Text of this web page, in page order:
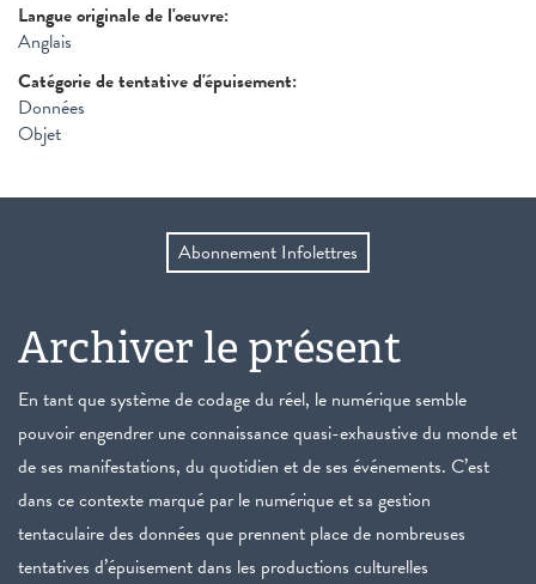
Langue originale de l'oeuvre:
Anglais
Catégorie de tentative d'épuisement:
Données
Objet
Abonnement Infolettres
Archiver le présent
En tant que système de codage du réel, le numérique semble
pouvoir engendrer une connaissance quasi-exhaustive du monde et
de ses manifestations, du quotidien et de ses événements. C’est
dans ce contexte marqué par le numérique et sa gestion
tentaculaire des données que prennent place de nombreuses
tentatives d’épuisement dans les productions culturelles